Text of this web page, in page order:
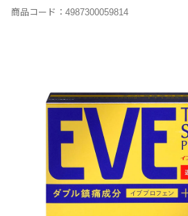
商品コード： 4987300059814